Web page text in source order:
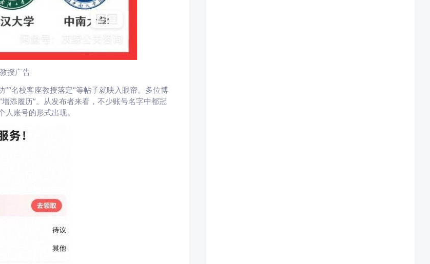
授广告
名校客座教授落定”等帖子就映入眼帘。多位博
添履历”。从发布者来看，不少账号名字中都冠
人账号的形式出现。